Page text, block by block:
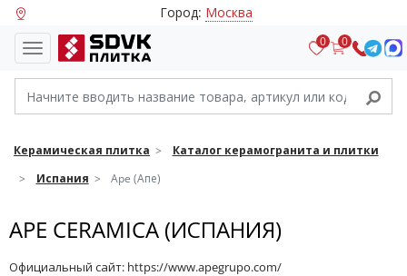
Город: Москва
0 0
Керамическая плитка
Каталог керамогранита и плитки
Испания
Ape (Апе)
APE CERAMICA (ИСПАНИЯ)
Официальный сайт: https://www.apegrupo.com/